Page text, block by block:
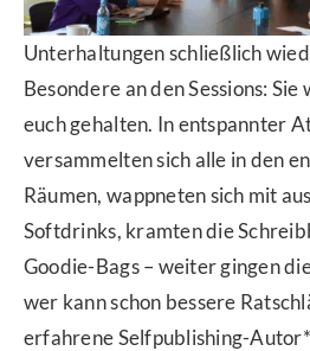
Unterhaltungen schließlich
Besondere an den Sessions:
euch gehalten. In entspannter
versammelten sich alle in den
Räumen, wappneten sich mit
Softdrinks, kramten die
Goodie-Bags – weiter gingen
wer kann schon bessere
erfahrene Selfpublishing-